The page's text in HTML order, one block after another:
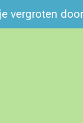
vergroten